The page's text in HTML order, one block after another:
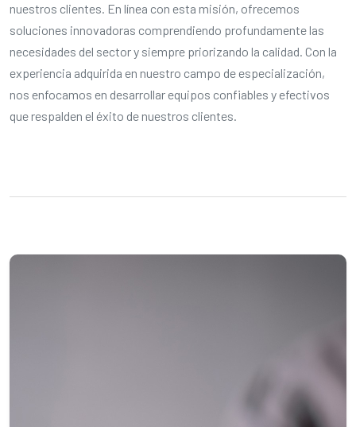
nuestros clientes. En línea con esta misión, ofrecemos
soluciones innovadoras comprendiendo profundamente las
necesidades del sector y siempre priorizando la calidad. Con la
experiencia adquirida en nuestro campo de especialización,
nos enfocamos en desarrollar equipos confiables y efectivos
que respalden el éxito de nuestros clientes.